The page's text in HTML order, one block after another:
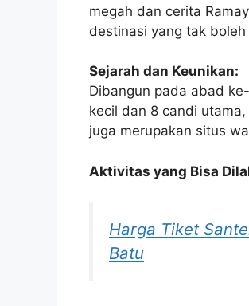
megah dan cerita
destinasi yang tak
Sejarah dan Keunikan:
Dibangun pada abad
kecil dan 8 candi
juga merupakan situs
Aktivitas yang Bisa
Harga Tiket
Batu